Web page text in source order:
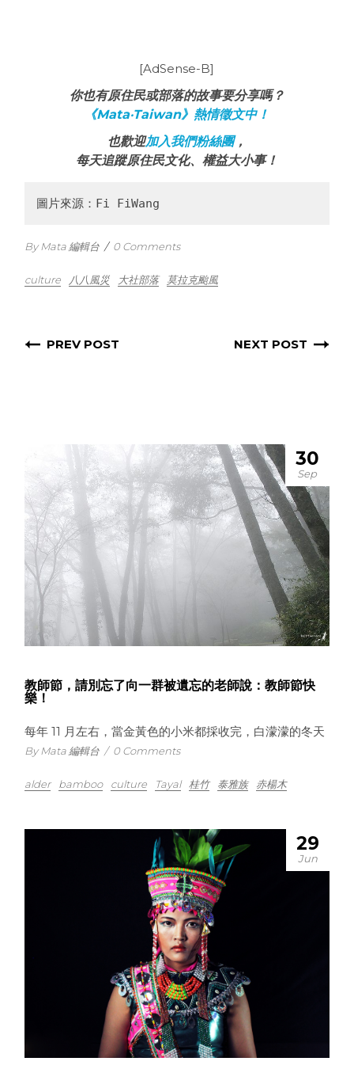
[AdSense-B]
你也有原住民或部落的故事要分享嗎？
《Mata‧Taiwan》熱情徵文中！
也歡迎加入我們粉絲團，
每天追蹤原住民文化、權益大小事！
圖片來源：Fi FiWang
By Mata 編輯台 / 0 Comments
culture 八八風災 大社部落 莫拉克颱風
PREV POST NEXT POST
30
Sep
教師節，請別忘了向一群被遺忘的老師說：教師節快
樂！
每年 11 月左右，當金黃色的小米都採收完，白濛濛的冬天
By Mata 編輯台 / 0 Comments
alder bamboo culture Tayal 桂竹 泰雅族 赤楊木
29
Jun